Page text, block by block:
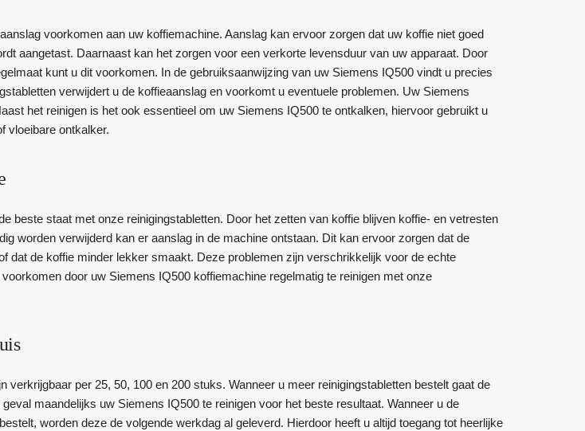
voorkomen aan uw koffiemachine. Aanslag kan ervoor zorgen dat uw koffie niet goed
aangetast. Daarnaast kan het zorgen voor een verkorte levensduur van uw apparaat. Door
kunt u dit voorkomen. In de gebruiksaanwijzing van uw Siemens IQ500 vindt u precies
verwijdert u de koffieaanslag en voorkomt u eventuele problemen. Uw Siemens
het reinigen is het ook essentieel om uw Siemens IQ500 te ontkalken, hiervoor gebruikt u
vloeibare ontkalker.
beste staat met onze reinigingstabletten. Door het zetten van koffie blijven koffie- en vetresten
worden verwijderd kan er aanslag in de machine ontstaan. Dit kan ervoor zorgen dat de
dat de koffie minder lekker smaakt. Deze problemen zijn verschrikkelijk voor de echte
door uw Siemens IQ500 koffiemachine regelmatig te reinigen met onze
verkrijgbaar per 25, 50, 100 en 200 stuks. Wanneer u meer reinigingstabletten bestelt gaat de
maandelijks uw Siemens IQ500 te reinigen voor het beste resultaat. Wanneer u de
worden deze de volgende werkdag al geleverd. Hierdoor heeft u altijd toegang tot heerlijke